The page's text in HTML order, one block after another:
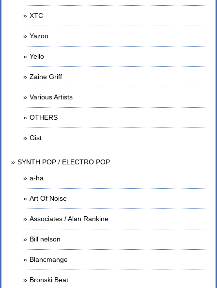
XTC
Yazoo
Yello
Zaine Griff
Various Artists
OTHERS
Gist
SYNTH POP / ELECTRO POP
a-ha
Art Of Noise
Associates / Alan Rankine
Bill nelson
Blancmange
Bronski Beat